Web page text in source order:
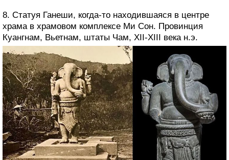
8. Статуя Ганеши, когда-то находившаяся в центре
храма в храмовом комплексе Ми Сон. Провинция
Куангнам, Вьетнам, штаты Чам, XII-XIII века н.э.